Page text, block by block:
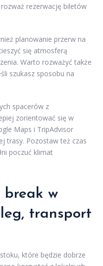
rezerwację biletów
planowanie przerw na
się atmosferą
Warto rozważyć także
szukasz sposobu na
spacerów z
zorientować się w
Maps i TripAdvisor
trasy. Pozostaw też czas
poczuć klimat
w
transport
które będzie dobrze